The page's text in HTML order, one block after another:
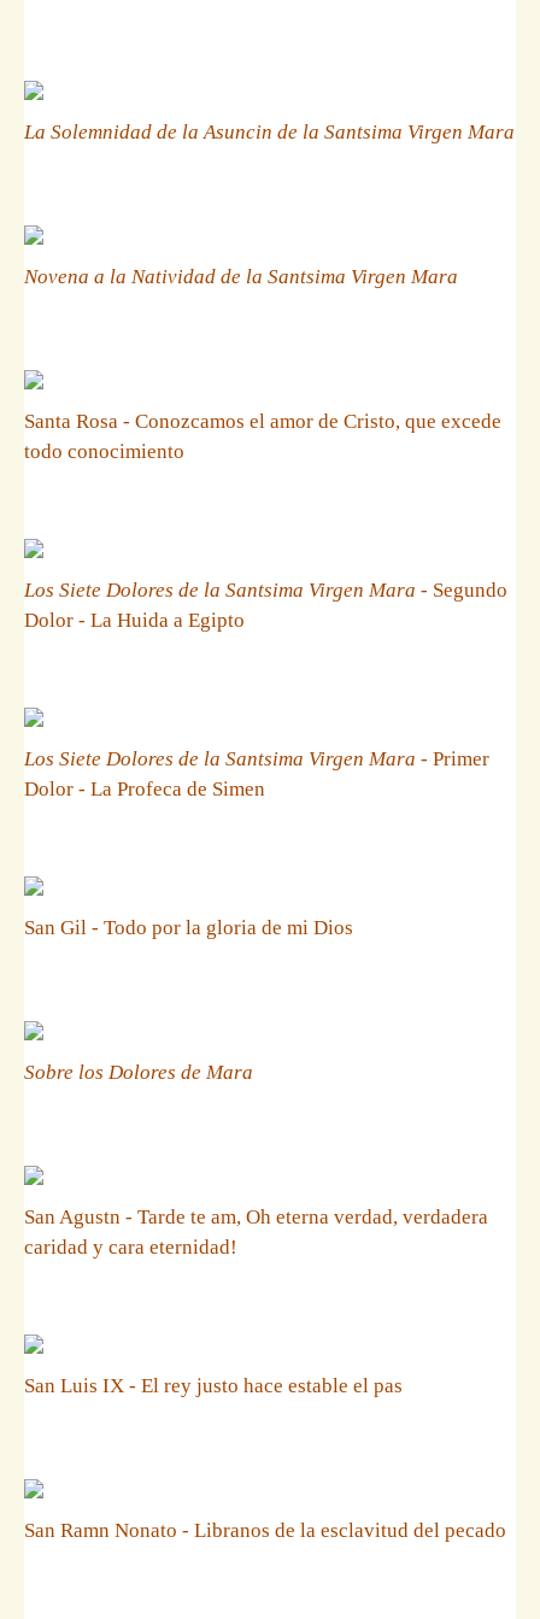
La Solemnidad de la Asuncin de la Santsima Virgen Mara
Novena a la Natividad de la Santsima Virgen Mara
Santa Rosa - Conozcamos el amor de Cristo, que excede
todo conocimiento
Los Siete Dolores de la Santsima Virgen Mara - Segundo
Dolor - La Huida a Egipto
Los Siete Dolores de la Santsima Virgen Mara - Primer
Dolor - La Profeca de Simen
San Gil - Todo por la gloria de mi Dios
Sobre los Dolores de Mara
San Agustn - Tarde te am, Oh eterna verdad, verdadera
caridad y cara eternidad!
San Luis IX - El rey justo hace estable el pas
San Ramn Nonato - Libranos de la esclavitud del pecado